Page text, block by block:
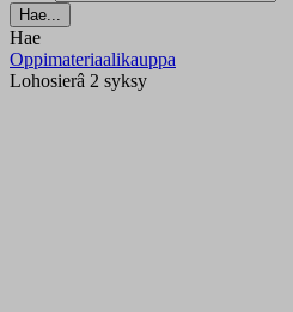
Hae...
Hae
Oppimateriaalikauppa
Lohosierâ 2 syksy